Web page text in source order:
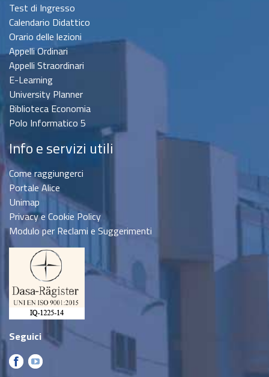
Test di Ingresso
Calendario Didattico
Orario delle lezioni
Appelli Ordinari
Appelli Straordinari
E-Learning
University Planner
Biblioteca Economia
Polo Informatico 5
Info e servizi utili
Come raggiungerci
Portale Alice
Unimap
Privacy e Cookie Policy
Modulo per Reclami e Suggerimenti
Seguici